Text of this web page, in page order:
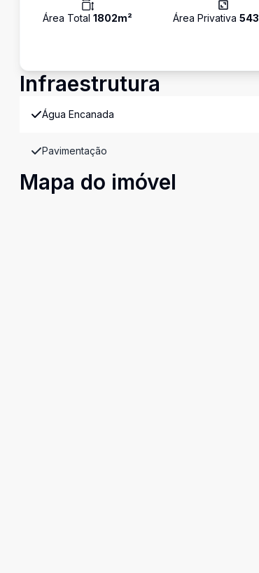
Área Total 1802m² Área Privativa543
Infraestrutura
Água Encanada
Pavimentação
Mapa do imóvel